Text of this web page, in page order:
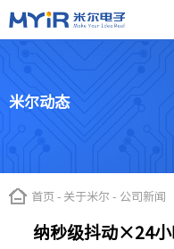
米尔动态
首页 - 关于米尔 - 公司新闻
纳秒级抖动×24小